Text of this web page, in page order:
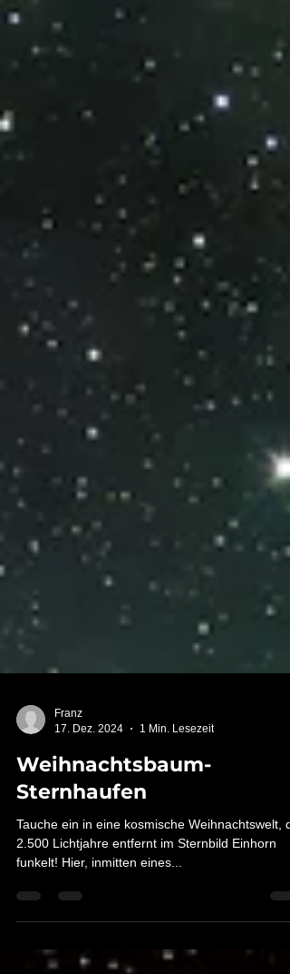
17. Dez. 2024
1 Min. Lesezeit
Weihnachtsbaum-
Sternhaufen
Tauche ein in eine kosmische Weihnachtswelt,
2.500 Lichtjahre entfernt im Sternbild Einhorn
funkelt! Hier, inmitten eines...